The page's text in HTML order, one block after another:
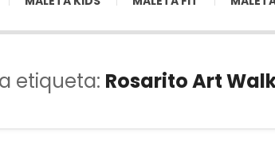
etiqueta: Rosarito Art